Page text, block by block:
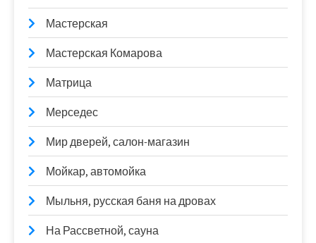
Мастерская
Мастерская Комарова
Матрица
Мерседес
Мир дверей, салон-магазин
Мойкар, автомойка
Мыльня, русская баня на дровах
На Рассветной, сауна